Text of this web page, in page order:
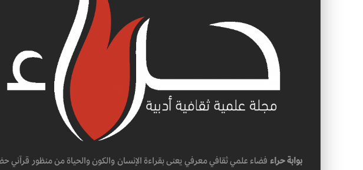
بوابة حراء فضاء علمي ثقافي معرفي يعنى بقراءة الإنسان والكون والحياة من منظور قرآني